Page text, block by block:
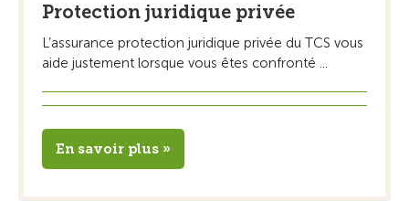
Protection juridique privée
L’assurance protection juridique privée du TCS vous
aide justement lorsque vous êtes confronté ...
En savoir plus »